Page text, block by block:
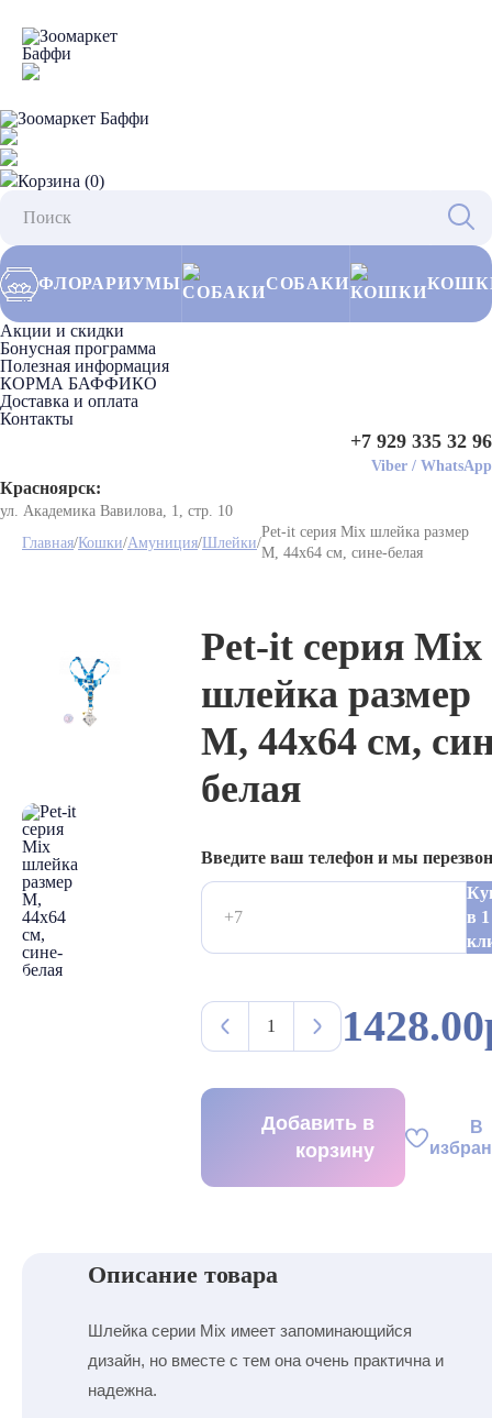
Корзина (0)
ФЛОРАРИУМЫ СОБАКИ
Акции и скидки
Бонусная программа
Полезная информация
КОРМА БАФФИКО
Доставка и оплата
Контакты
+7 929 335 32 96
Viber / WhatsApp
Красноярск:
ул. Академика Вавилова, 1, стр. 10
Главная/Кошки/Амуниция/Шлейки/
Pet-it серия Mix шлейка размер
M, 44х64 см, сине-белая
Pet-it серия Mix
шлейка размер
M, 44х64 см,
белая
Введите ваш телефон и мы
в 1
Добавить в
корзину
В
Описание товара
Шлейка серии Mix имеет запоминающийся
дизайн, но вместе с тем она очень практична и
надежна.